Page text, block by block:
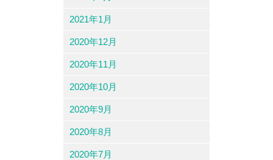
2021年1月
2020年12月
2020年11月
2020年10月
2020年9月
2020年8月
2020年7月